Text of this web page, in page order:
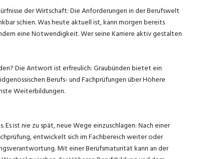
der Wirtschaft: Die Anforderungen in der Berufswelt
schien. Was heute aktuell ist, kann morgen bereits
eine Notwendigkeit. Wer seine Karriere aktiv gestalten
Die Antwort ist erfreulich: Graubünden bietet ein
Berufs- und Fachprüfungen über Höhere
Weiterbildungen.
Es ist nie zu spät, neue Wege einzuschlagen: Nach einer
entwickelt sich im Fachbereich weiter oder
Mit einer Berufsmaturität kann an der